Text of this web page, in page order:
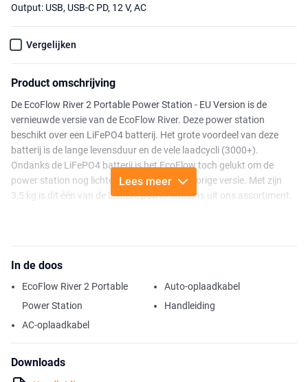
Output: USB, USB-C PD, 12 V, AC
Vergelijken
Product omschrijving
De EcoFlow River 2 Portable Power Station - EU Version is de
vernieuwde versie van de EcoFlow River. Deze power station
beschikt over een LiFePO4 batterij. Het grote voordeel van deze
batterij is de lange levensduur en de vele laadcycli (3000+).
Ondanks de LiFePO4 batterij is het EcoFlow toch gelukt om de
power station nog lichter te maken dan de vorige versie. Met zijn
3,5 kg is dit één van de lichtere power stations uit ons assortiment.
van maximaal 300W (600W piekbelasting) is deze power station
geschikt voor het opladen/poweren van smartphones, tablets,
bijvoorbeeld koelboxen.
bij onverwachte uitstapjes geen extra tijd meer hoeft te
Lees meer
In de doos
EcoFlow River 2 Portable
Power Station
AC-oplaadkabel
Auto-oplaadkabel
Handleiding
Downloads